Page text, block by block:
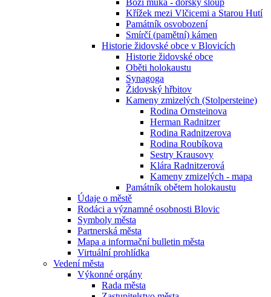
Boží muka - dórský sloup
Křížek mezi Vlčicemi a Starou Hutí
Památník osvobození
Smírčí (pamětní) kámen
Historie židovské obce v Blovicích
Historie židovské obce
Oběti holokaustu
Synagoga
Židovský hřbitov
Kameny zmizelých (Stolpersteine)
Rodina Ornsteinova
Herman Radnitzer
Rodina Radnitzerova
Rodina Roubíkova
Sestry Krausovy
Klára Radnitzerová
Kameny zmizelých - mapa
Památník obětem holokaustu
Údaje o městě
Rodáci a významné osobnosti Blovic
Symboly města
Partnerská města
Mapa a informační bulletin města
Virtuální prohlídka
Vedení města
Výkonné orgány
Rada města